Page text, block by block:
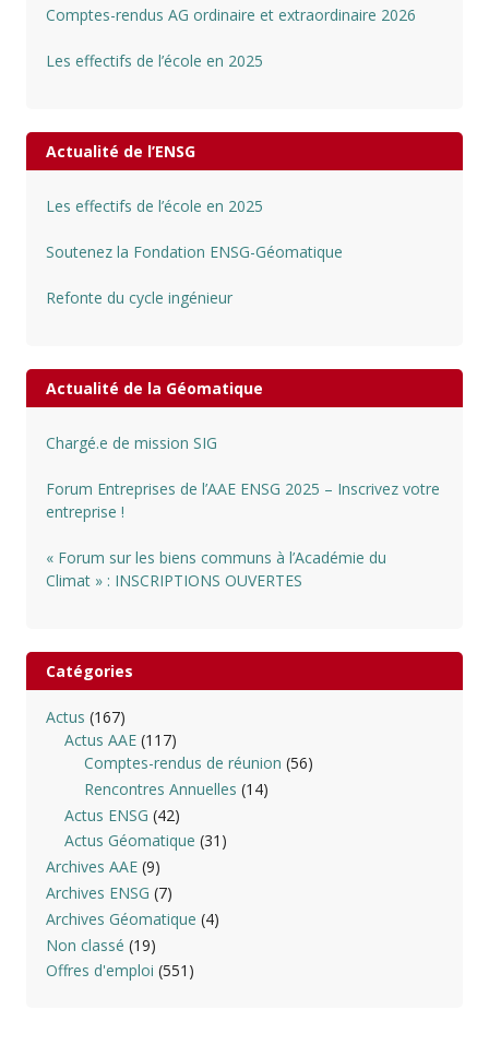
Comptes-rendus AG ordinaire et extraordinaire 2026
Les effectifs de l’école en 2025
Actualité de l’ENSG
Les effectifs de l’école en 2025
Soutenez la Fondation ENSG-Géomatique
Refonte du cycle ingénieur
Actualité de la Géomatique
Chargé.e de mission SIG
Forum Entreprises de l’AAE ENSG 2025 – Inscrivez votre
entreprise !
« Forum sur les biens communs à l’Académie du
Climat » : INSCRIPTIONS OUVERTES
Catégories
Actus (167)
Actus AAE (117)
Comptes-rendus de réunion (56)
Rencontres Annuelles (14)
Actus ENSG (42)
Actus Géomatique (31)
Archives AAE(9)
Archives ENSG (7)
Archives Géomatique (4)
Non classé (19)
Offres d'emploi (551)